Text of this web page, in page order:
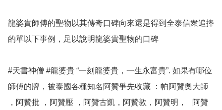
龍婆貴師傅的聖物以其傳奇口碑向來還是得到全泰信衆追捧
的單以下事例，足以說明龍婆貴聖物的口碑
#天書神僧 #龍婆貴 “一刻龍婆貴，一生永富貴”. 如果有哪位
師傅的牌，被泰國各種知名阿贊爭先收藏 ：帕阿贊奧大師
，阿贊批 ，阿贊壓 ，阿贊古凱，阿贊敦，阿贊明，   阿贊